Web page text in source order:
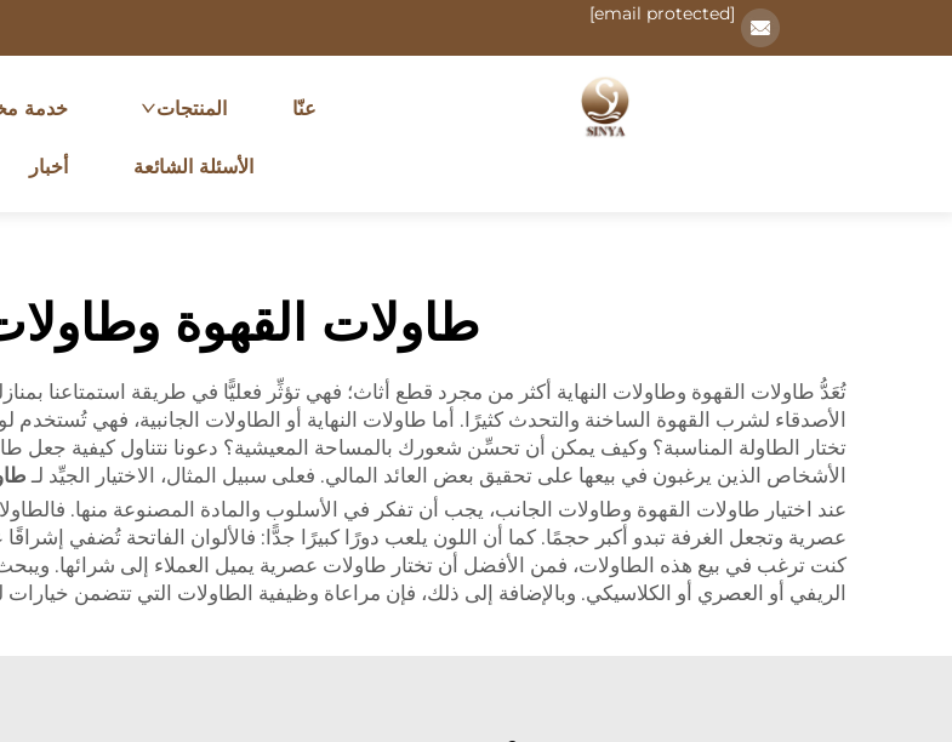
[email protected]
عنّا المنتجات خدمة
الأسئلة الشائعة أخبار
طاولات القهوة
تُعَدُّ طاولات القهوة وطاولات النهاية أكثر من مجرد قطع أثاث؛ فهي تؤثِّر فعليًّا في طريقة استمتاعنا
الأصدقاء لشرب القهوة الساخنة والتحدث كثيرًا. أما طاولات النهاية أو الطاولات الجانبية، فهي
تختار الطاولة المناسبة؟ وكيف يمكن أن تحسِّن شعورك بالمساحة المعيشية؟ دعونا نتناول كيفية جعل
الأشخاص الذين يرغبون في بيعها على تحقيق بعض العائد المالي. فعلى سبيل المثال، الاختيار الجيِّد لـ
عند اختيار طاولات القهوة وطاولات الجانب، يجب أن تفكر في الأسلوب والمادة المصنوعة منها.
عصرية وتجعل الغرفة تبدو أكبر حجمًا. كما أن اللون يلعب دورًا كبيرًا جدًّا: فالألوان الفاتحة تُضفي إشراقًا
كنت ترغب في بيع هذه الطاولات، فمن الأفضل أن تختار طاولات عصرية يميل العملاء إلى شرائها.
الريفي أو العصري أو الكلاسيكي. وبالإضافة إلى ذلك، فإن مراعاة وظيفية الطاولات التي تتضمن